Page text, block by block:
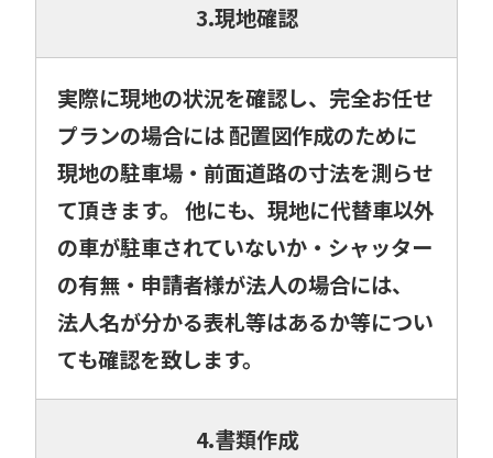
3.現地確認
実際に現地の状況を確認し、完全お任せ
プランの場合には 配置図作成のために
現地の駐車場・前面道路の寸法を測らせ
て頂きます。 他にも、現地に代替車以外
の車が駐車されていないか・シャッター
の有無・申請者様が法人の場合には、
法人名が分かる表札等はあるか等につい
ても確認を致します。
4.書類作成